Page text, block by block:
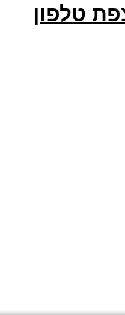
טלפון